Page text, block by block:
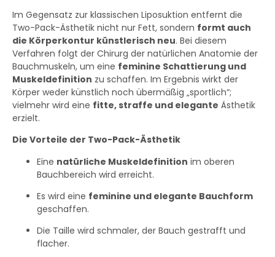
Im Gegensatz zur klassischen Liposuktion entfernt die
Two-Pack-Ästhetik nicht nur Fett, sondern formt auch
die Körperkontur künstlerisch neu. Bei diesem
Verfahren folgt der Chirurg der natürlichen Anatomie der
Bauchmuskeln, um eine feminine Schattierung und
Muskeldefinition zu schaffen. Im Ergebnis wirkt der
Körper weder künstlich noch übermäßig „sportlich“;
vielmehr wird eine fitte, straffe und elegante Ästhetik
erzielt.
Die Vorteile der Two-Pack-Ästhetik
Eine natürliche Muskeldefinition im oberen
Bauchbereich wird erreicht.
Es wird eine feminine und elegante Bauchform
geschaffen.
Die Taille wird schmaler, der Bauch gestrafft und
flacher.